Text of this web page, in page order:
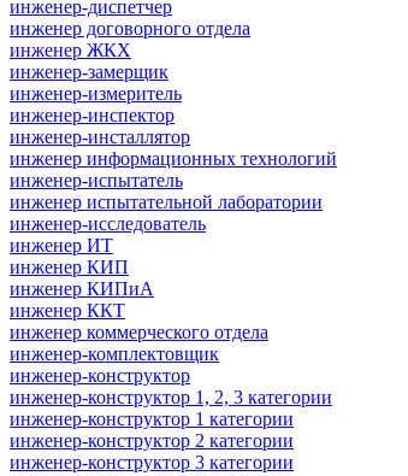
инженер-диспетчер
инженер договорного отдела
инженер ЖКХ
инженер-замерщик
инженер-измеритель
инженер-инспектор
инженер-инсталлятор
инженер информационных технологий
инженер-испытатель
инженер испытательной лаборатории
инженер-исследователь
инженер ИТ
инженер КИП
инженер КИПиА
инженер ККТ
инженер коммерческого отдела
инженер-комплектовщик
инженер-конструктор
инженер-конструктор 1, 2, 3 категории
инженер-конструктор 1 категории
инженер-конструктор 2 категории
инженер-конструктор 3 категории